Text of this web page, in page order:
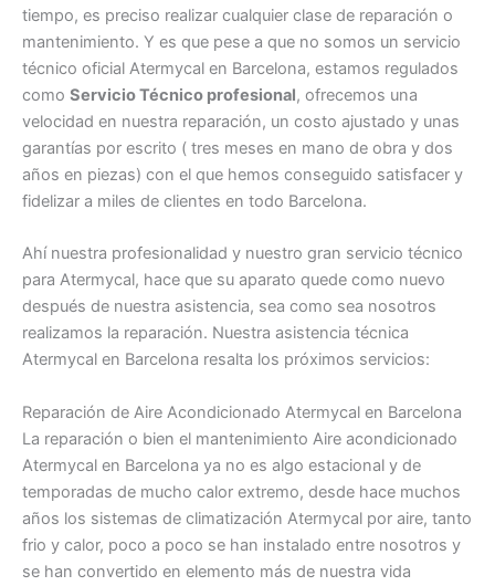
tiempo, es preciso realizar cualquier clase de reparación o
mantenimiento. Y es que pese a que no somos un servicio
técnico oficial Atermycal en Barcelona, estamos regulados
como Servicio Técnico profesional, ofrecemos una
velocidad en nuestra reparación, un costo ajustado y unas
garantías por escrito ( tres meses en mano de obra y dos
años en piezas) con el que hemos conseguido satisfacer y
fidelizar a miles de clientes en todo Barcelona.
Ahí nuestra profesionalidad y nuestro gran servicio técnico
para Atermycal, hace que su aparato quede como nuevo
después de nuestra asistencia, sea como sea nosotros
realizamos la reparación. Nuestra asistencia técnica
Atermycal en Barcelona resalta los próximos servicios:
Reparación de Aire Acondicionado Atermycal en Barcelona
La reparación o bien el mantenimiento Aire acondicionado
Atermycal en Barcelona ya no es algo estacional y de
temporadas de mucho calor extremo, desde hace muchos
años los sistemas de climatización Atermycal por aire, tanto
frio y calor, poco a poco se han instalado entre nosotros y
se han convertido en elemento más de nuestra vida